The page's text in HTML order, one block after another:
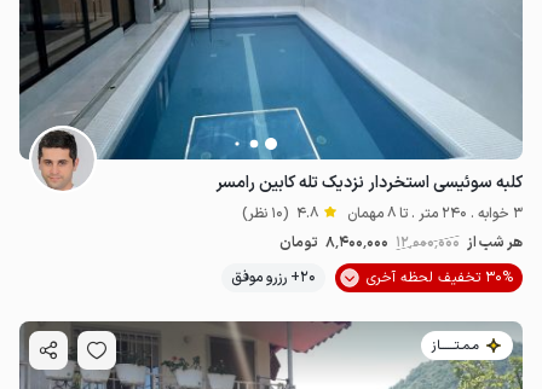
کلبه سوئیسی استخردار نزدیک تله کابین رامسر
3 خوابه . 240 متر . تا 8 مهمان 4.8 (10 نظر)
هر شب از 12٬000٬000 8٬400٬000 تومان
30% تخفیف لحظه آخری
20+ رزرو موفق
مـمـتــــــاز